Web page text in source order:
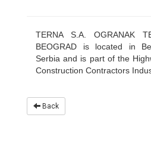
TERNA S.A. OGRANAK
BEOGRAD is located in
Serbia and is part of the
Construction Contractors
Back